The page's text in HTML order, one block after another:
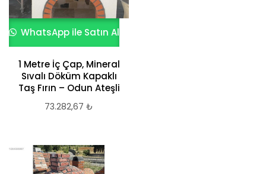
WhatsApp ile Satın Al
1 Metre İç Çap, Mineral
Sıvalı Döküm Kapaklı
Taş Fırın – Odun Ateşli
73.282,67 ₺